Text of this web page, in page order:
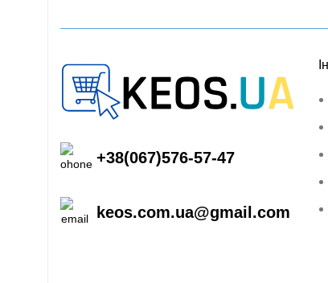
+38(067)576-57-47
keos.com.ua@gmail.com